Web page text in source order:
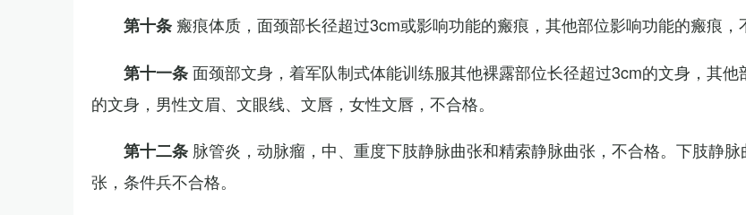
第十条 瘢痕体质，面颈部长径超过3cm或影响功能的瘢痕，其他部位影响功能的瘢痕，
第十一条面颈部文身，着军队制式体能训练服其他裸露部位长径超过3cm的文身，其他
的文身，男性文眉、文眼线、文唇，女性文唇，不合格。
第十二条 脉管炎，动脉瘤，中、重度下肢静脉曲张和精索静脉曲张，不合格。下肢静
张，条件兵不合格。